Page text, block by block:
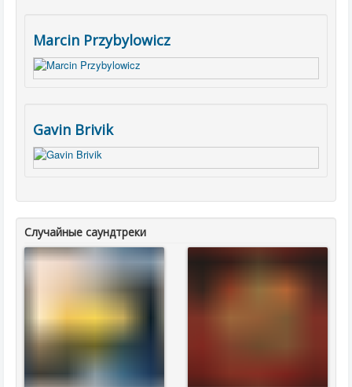
Marcin Przybylowicz
Gavin Brivik
Случайные саундтреки